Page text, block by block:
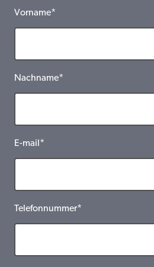
Vorname*
Nachname*
E-mail*
Telefonnummer*